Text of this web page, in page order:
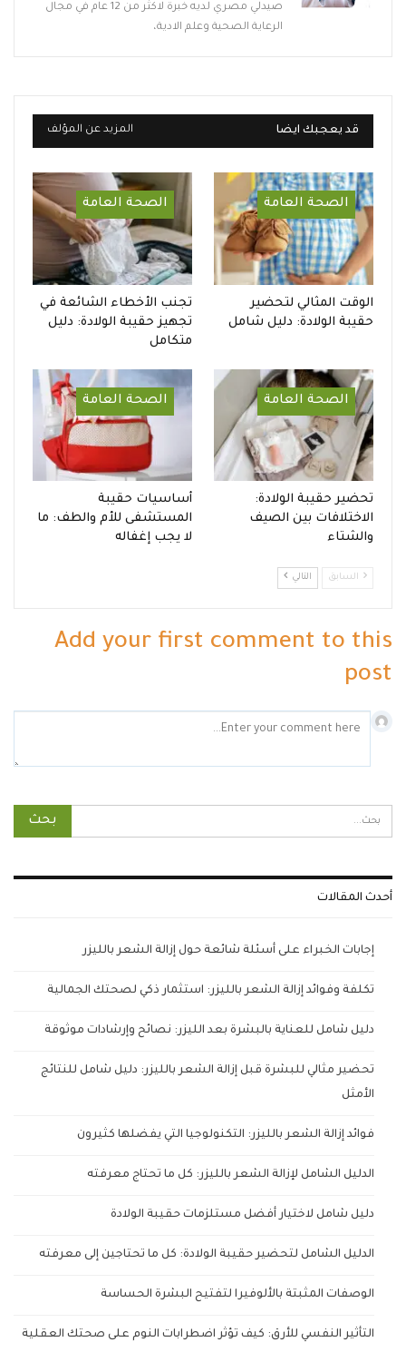
صيدلي مصري لديه خبرة لاكثر من 12 عام في مجال
الرعاية الصحية وعلم الادية،
قد يعجبك ايضا المزيد عن المؤلف
الصحة العامة
الوقت المثالي لتحضير
حقيبة الولادة: دليل شامل
الصحة العامة
تجنب الأخطاء الشائعة في
تجهيز حقيبة الولادة: دليل
متكامل
الصحة العامة
تحضير حقيبة الولادة:
الاختلافات بين الصيف
والشتاء
الصحة العامة
أساسيات حقيبة
المستشفى للأم والطف: ما
لا يجب إغفاله
السابق التالي
Add your first comment to this
post
أحدث المقالات
إجابات الخبراء على أسئلة شائعة حول إزالة الشعر بالليزر
تكلفة وفوائد إزالة الشعر بالليزر: استثمار ذكي لصحتك الجمالية
دليل شامل للعناية بالبشرة بعد الليزر: نصائح وإرشادات موثوقة
تحضير مثالي للبشرة قبل إزالة الشعر بالليزر: دليل شامل للنتائج
الأمثل
فوائد إزالة الشعر بالليزر: التكنولوجيا التي يفضلها كثيرون
الدليل الشامل لإزالة الشعر بالليزر: كل ما تحتاج معرفته
دليل شامل لاختيار أفضل مستلزمات حقيبة الولادة
الدليل الشامل لتحضير حقيبة الولادة: كل ما تحتاجين إلى معرفته
الوصفات المثبتة بالألوفيرا لتفتيح البشرة الحساسة
التأثير النفسي للأرق: كيف تؤثر اضطرابات النوم على صحتك العقلية